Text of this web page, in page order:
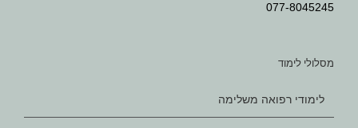
077-8045245
מסלולי לימוד
לימודי רפואה משלימה